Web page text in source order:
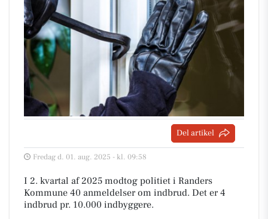
Del artikel
Fredag d. 01. aug. 2025 - kl. 09:58
I 2. kvartal af 2025 modtog politiet i Randers
Kommune 40 anmeldelser om indbrud. Det er 4
indbrud pr. 10.000 indbyggere.